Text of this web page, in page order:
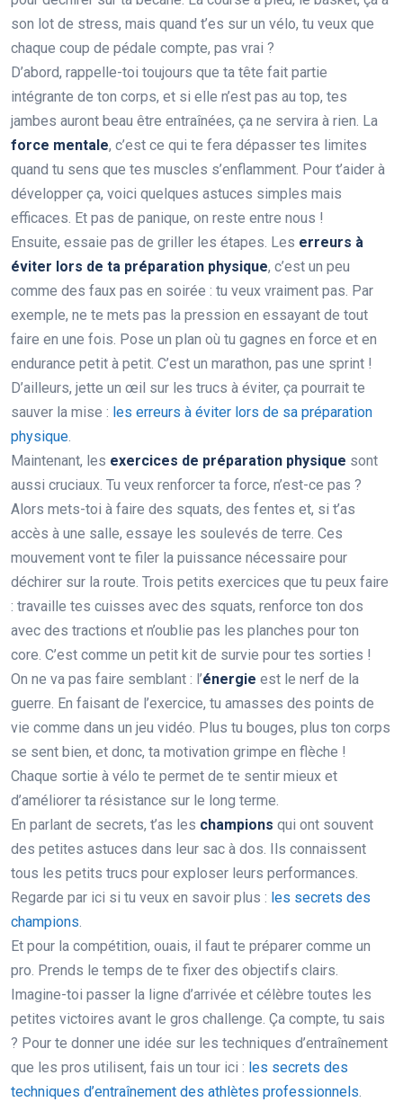
son lot de stress, mais quand t’es sur un vélo, tu veux que
chaque coup de pédale compte, pas vrai ?
D’abord, rappelle-toi toujours que ta tête fait partie
intégrante de ton corps, et si elle n’est pas au top, tes
jambes auront beau être entraînées, ça ne servira à rien. La
force mentale, c’est ce qui te fera dépasser tes limites
quand tu sens que tes muscles s’enflamment. Pour t’aider à
développer ça, voici quelques astuces simples mais
efficaces. Et pas de panique, on reste entre nous !
Ensuite, essaie pas de griller les étapes. Les erreurs à
éviter lors de ta préparation physique, c’est un peu
comme des faux pas en soirée : tu veux vraiment pas. Par
exemple, ne te mets pas la pression en essayant de tout
faire en une fois. Pose un plan où tu gagnes en force et en
endurance petit à petit. C’est un marathon, pas une sprint !
D’ailleurs, jette un œil sur les trucs à éviter, ça pourrait te
sauver la mise : les erreurs à éviter lors de sa préparation
physique.
Maintenant, les exercices de préparation physique sont
aussi cruciaux. Tu veux renforcer ta force, n’est-ce pas ?
Alors mets-toi à faire des squats, des fentes et, si t’as
accès à une salle, essaye les soulevés de terre. Ces
mouvement vont te filer la puissance nécessaire pour
déchirer sur la route. Trois petits exercices que tu peux faire
: travaille tes cuisses avec des squats, renforce ton dos
avec des tractions et n’oublie pas les planches pour ton
core. C’est comme un petit kit de survie pour tes sorties !
On ne va pas faire semblant : l’énergie est le nerf de la
guerre. En faisant de l’exercice, tu amasses des points de
vie comme dans un jeu vidéo. Plus tu bouges, plus ton corps
se sent bien, et donc, ta motivation grimpe en flèche !
Chaque sortie à vélo te permet de te sentir mieux et
d’améliorer ta résistance sur le long terme.
En parlant de secrets, t’as les champions qui ont souvent
des petites astuces dans leur sac à dos. Ils connaissent
tous les petits trucs pour exploser leurs performances.
Regarde par ici si tu veux en savoir plus : les secrets des
champions.
Et pour la compétition, ouais, il faut te préparer comme un
pro. Prends le temps de te fixer des objectifs clairs.
Imagine-toi passer la ligne d’arrivée et célèbre toutes les
petites victoires avant le gros challenge. Ça compte, tu sais
? Pour te donner une idée sur les techniques d’entraînement
que les pros utilisent, fais un tour ici : les secrets des
techniques d’entraînement des athlètes professionnels.